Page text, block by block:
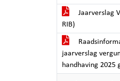
Jaarverslag
RIB)
jaarverslag
handhaving 2025